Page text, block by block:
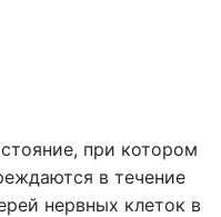
при котором
в течение
нервных клеток в